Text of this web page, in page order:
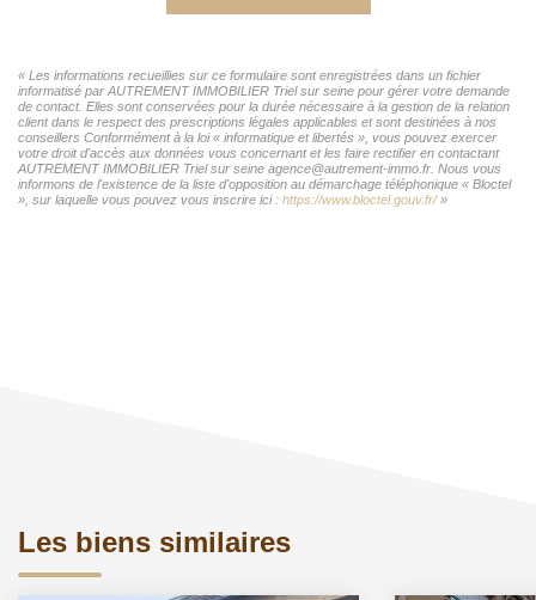
« Les informations recueillies sur ce formulaire sont enregistrées dans un fichier
informatisé par AUTREMENT IMMOBILIER Triel sur seine pour gérer votre demande
de contact. Elles sont conservées pour la durée nécessaire à la gestion de la relation
client dans le respect des prescriptions légales applicables et sont destinées à nos
conseillers Conformément à la loi « informatique et libertés », vous pouvez exercer
votre droit d'accès aux données vous concernant et les faire rectifier en contactant
AUTREMENT IMMOBILIER Triel sur seine agence@autrement-immo.fr. Nous vous
informons de l'existence de la liste d'opposition au démarchage téléphonique « Bloctel
», sur laquelle vous pouvez vous inscrire ici : https://www.bloctel.gouv.fr/»
Les biens similaires